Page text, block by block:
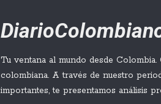
Tu ventana al mundo desde
colombiana. A través de nuestro
importantes, te presentamos análisis